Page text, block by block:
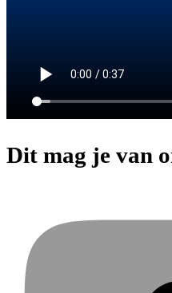
Dit mag je van